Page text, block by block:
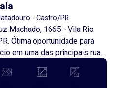
- Castro/PR
Machado, 1665 - Vila Rio
para
em uma das principais ruas
localizada no
em ponto estratégico com